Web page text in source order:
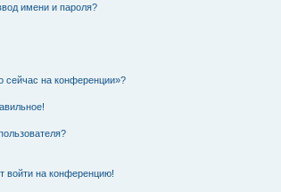
имени и пароля?
сейчас на конференции»?
войти на конференцию!